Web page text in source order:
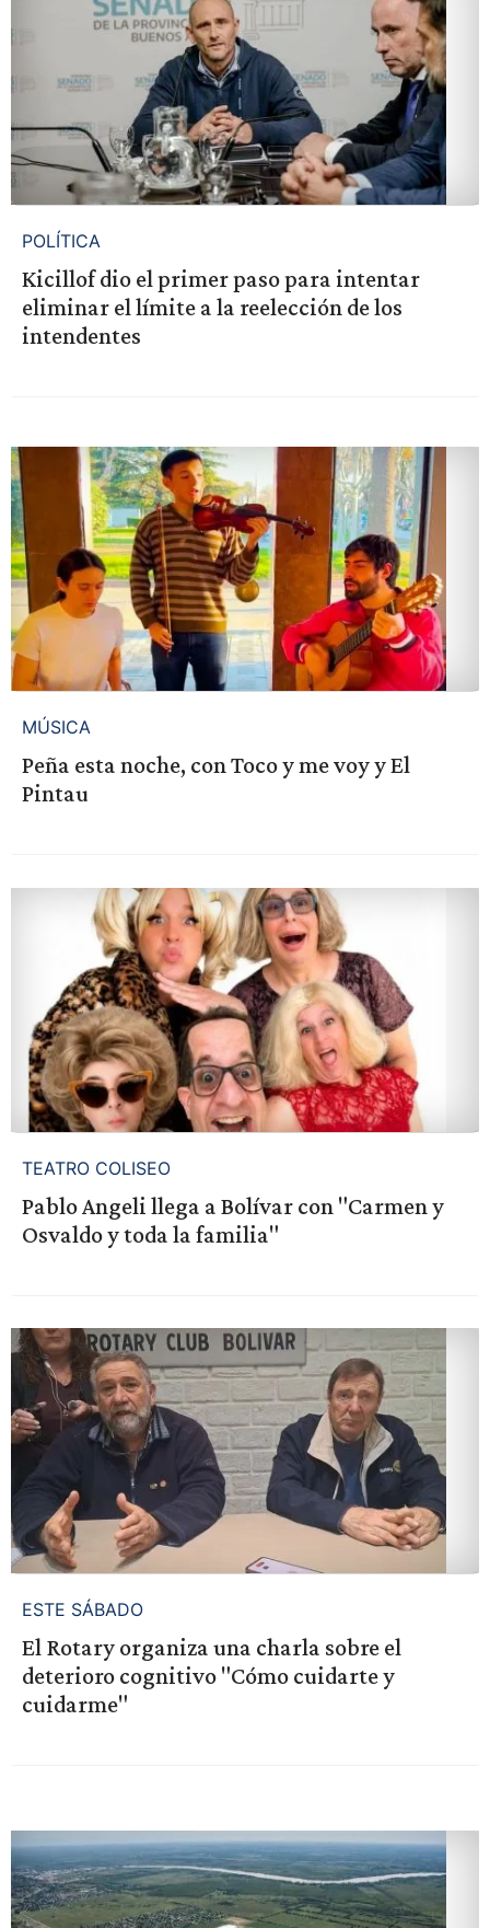
POLÍTICA
Kicillof dio el primer paso para intentar
eliminar el límite a la reelección de los
intendentes
MÚSICA
Peña esta noche, con Toco y me voy y El
Pintau
TEATRO COLISEO
Pablo Angeli llega a Bolívar con "Carmen y
Osvaldo y toda la familia"
ESTE SÁBADO
El Rotary organiza una charla sobre el
deterioro cognitivo "Cómo cuidarte y
cuidarme"